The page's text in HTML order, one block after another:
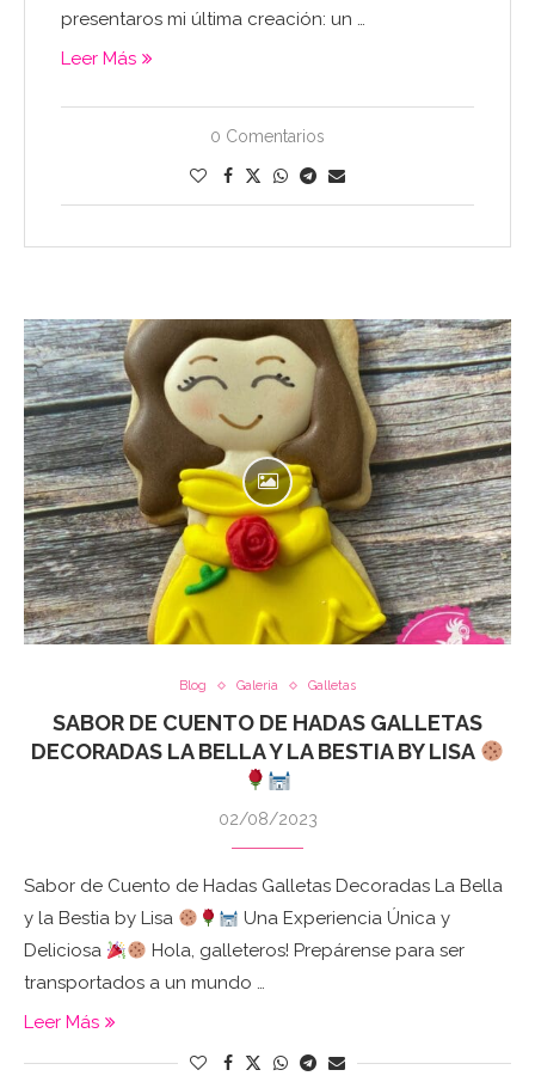
presentaros mi última creación: un …
Leer Más
0 Comentarios
Blog Galeria Galletas
SABOR DE CUENTO DE HADAS GALLETAS
DECORADAS LA BELLA Y LA BESTIA BY LISA
02/08/2023
Sabor de Cuento de Hadas Galletas Decoradas La Bella
y la Bestia by Lisa
Una Experiencia Única y
Deliciosa
Hola, galleteros! Prepárense para ser
transportados a un mundo …
Leer Más